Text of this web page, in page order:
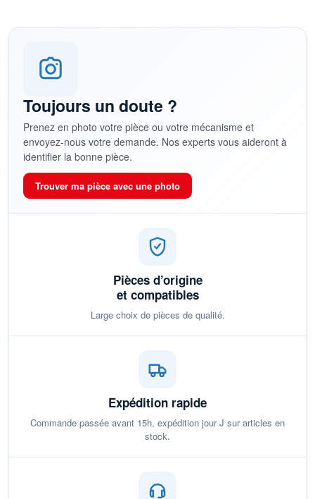
Toujours un doute ?
Prenez en photo votre pièce ou votre mécanisme et
envoyez-nous votre demande. Nos experts vous aideront à
identifier la bonne pièce.
Trouver ma pièce avec une photo
Pièces d’origine
et compatibles
Large choix de pièces de qualité.
Expédition rapide
Commande passée avant 15h, expédition jour J sur articles en
stock.